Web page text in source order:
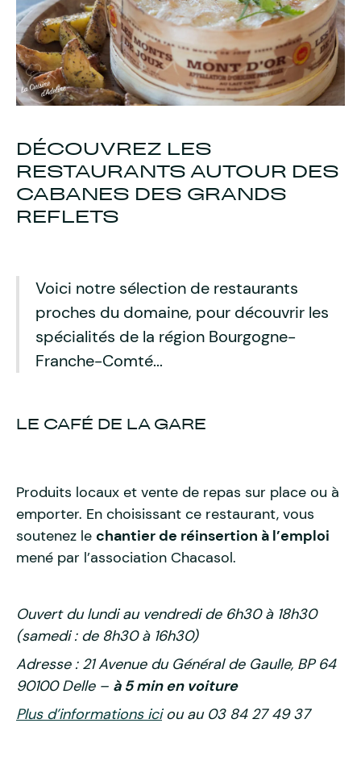
DÉCOUVREZ LES
RESTAURANTS AUTOUR DES
CABANES DES GRANDS
REFLETS
Voici notre sélection de restaurants
proches du domaine, pour découvrir les
spécialités de la région Bourgogne-
Franche-Comté...
LE CAFÉ DE LA GARE
Produits locaux et vente de repas sur place ou à
emporter. En choisissant ce restaurant, vous
soutenez le chantier de réinsertion à l’emploi
mené par l’association Chacasol.
Ouvert du lundi au vendredi de 6h30 à 18h30
(samedi : de 8h30 à 16h30)
Adresse : 21 Avenue du Général de Gaulle, BP 64
90100 Delle – à 5 min en voiture
Plus d’informations iciou au 03 84 27 49 37